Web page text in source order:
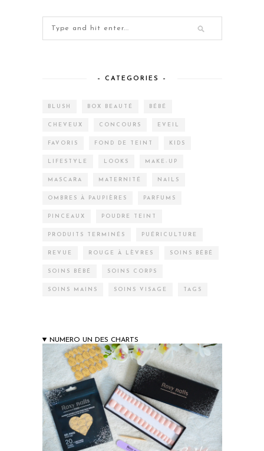
– CATEGORIES –
BLUSH BOX BEAUTÉ BÉBÉ
CHEVEUX CONCOURS EVEIL
FAVORIS FOND DE TEINT KIDS
LIFESTYLE LOOKS MAKE-UP
MASCARA MATERNITÉ NAILS
OMBRES À PAUPIÈRES PARFUMS
PINCEAUX POUDRE TEINT
PRODUITS TERMINÉS PUÉRICULTURE
REVUE ROUGE À LÈVRES SOINS BÉBÉ
SOINS BÉBÉ SOINS CORPS
SOINS MAINS SOINS VISAGE TAGS
NUMERO UN DES CHARTS